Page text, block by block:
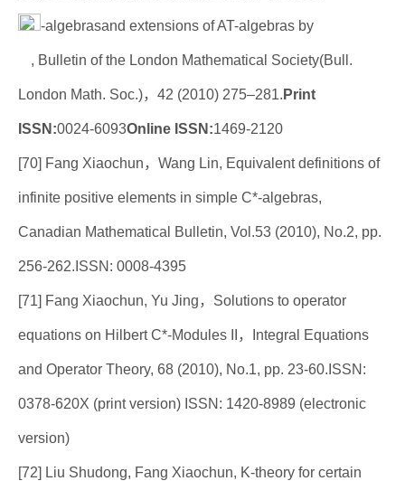
-algebrasand extensions of AT-algebras by
, Bulletin of the London Mathematical Society(Bull.
London Math. Soc.)，42 (2010) 275–281. Print
ISSN:0024-6093Online ISSN:1469-2120
[70] Fang Xiaochun，Wang Lin, Equivalent definitions of
infinite positive elements in simple C*-algebras,
Canadian Mathematical Bulletin, Vol.53 (2010), No.2, pp.
256-262.ISSN: 0008-4395
[71] Fang Xiaochun, Yu Jing，Solutions to operator
equations on Hilbert C*-Modules II，Integral Equations
and Operator Theory, 68 (2010), No.1, pp. 23-60.ISSN:
0378-620X (print version) ISSN: 1420-8989 (electronic
version)
[72] Liu Shudong, Fang Xiaochun, K-theory for certain